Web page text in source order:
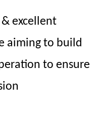
excellent
aiming to build
to ensure